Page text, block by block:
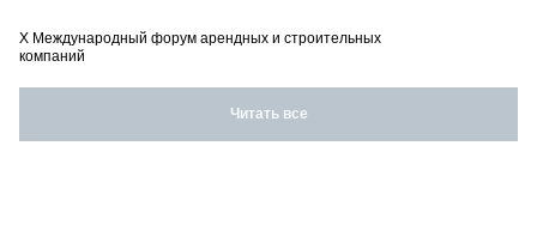
X Международный форум арендных и строительных
компаний
Читать все